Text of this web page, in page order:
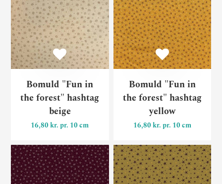
Bomuld "Fun in
the forest" hashtag
beige
16,80 kr. pr. 10 cm
Bomuld "Fun in
the forest" hashtag
yellow
16,80 kr. pr. 10 cm
Bomuld "Fun in the forest"